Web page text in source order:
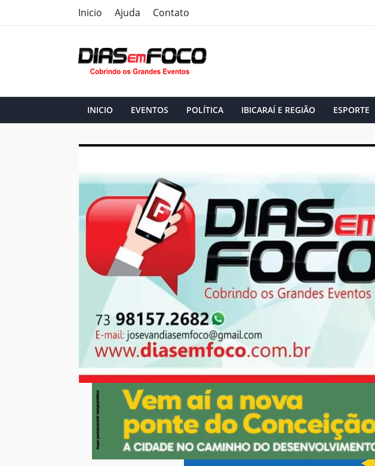
Inicio Ajuda Contato
INICIO EVENTOS POLÍTICA IBICARAÍ E REGIÃO ESPORTE